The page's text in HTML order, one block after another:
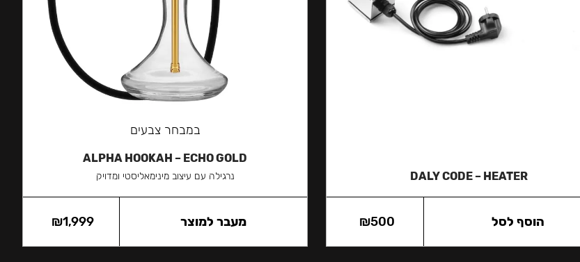
DALY CODE – HEATER
₪500 הוסף לסל
במבחר צבעים
ALPHA HOOKAH – ECHO GOLD
נרגילה עם עיצוב מינימאליסטי ומדויק
₪1,999 מעבר למוצר